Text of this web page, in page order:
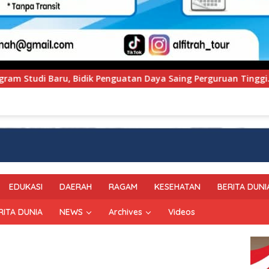
Saing Perguruan Tinggi. PT Pegadaian Kanwil VI
EDUKASI DAERAH RAGAM KESEHATAN BERITA
DUNIA NEWS Archives Videos